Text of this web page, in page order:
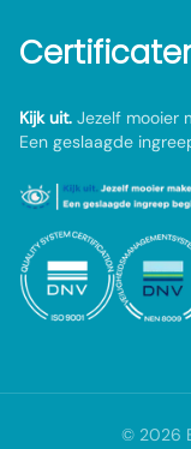
Kijk uit. Jezelf mooier
Een geslaagde
© 2026